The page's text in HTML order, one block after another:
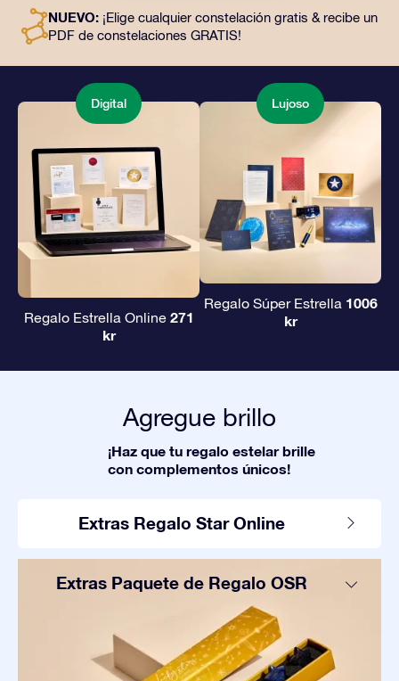
obsequiar un regalo eterno a amigos y seres queridos.
NUEVO: ¡Elige cualquier constelación gratis & recibe un
PDF de constelaciones GRATIS!
Digital
Regalo Estrella Online 271
kr
Lujoso
Regalo Súper Estrella 1006
kr
Agregue brillo
¡Haz que tu regalo estelar brille
con complementos únicos!
Extras Regalo Star Online
Extras Paquete de Regalo OSR